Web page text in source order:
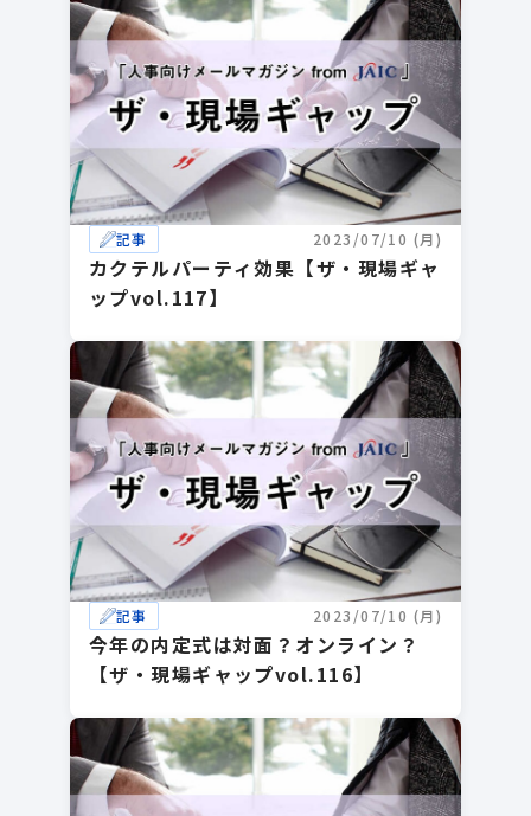
記事 2023/07/10 (月)
カクテルパーティ効果【ザ・現場ギャ
ップvol.117】
記事 2023/07/10 (月)
今年の内定式は対面？オンライン？
【ザ・現場ギャップvol.116】